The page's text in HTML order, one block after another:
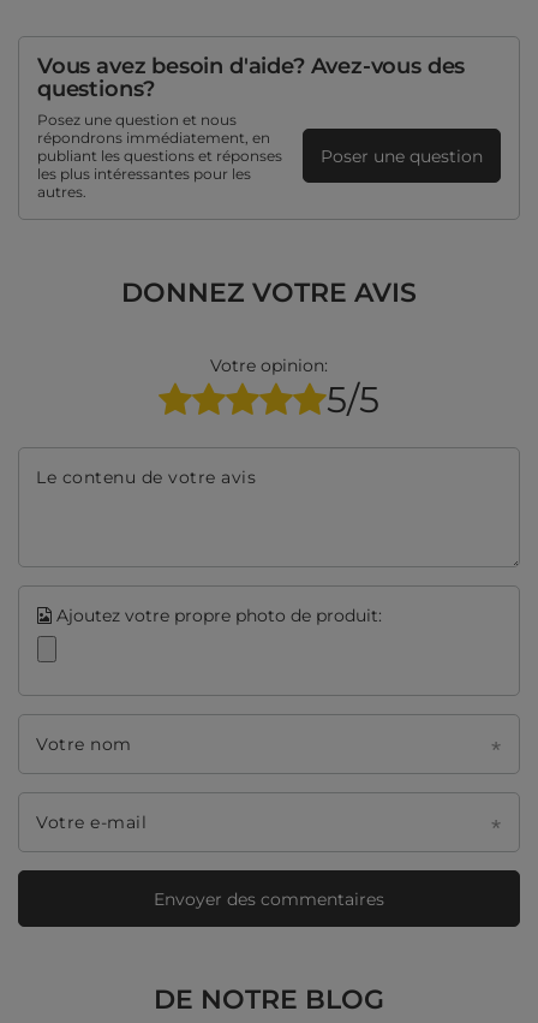
Vous avez besoin d'aide? Avez-vous des
questions?
Posez une question et nous
répondrons immédiatement, en
publiant les questions et réponses
les plus intéressantes pour les
autres.
Poser une question
DONNEZ VOTRE AVIS
Votre opinion:
5/5
Le contenu de votre avis
Ajoutez votre propre photo de produit:
Votre nom
Votre e-mail
Envoyer des commentaires
DE NOTRE BLOG